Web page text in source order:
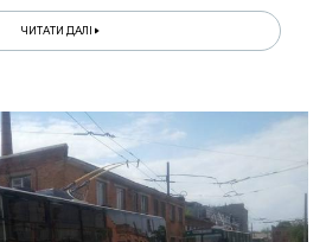
ЧИТАТИ ДАЛІ